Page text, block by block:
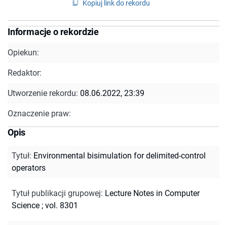
Kopiuj link do rekordu
Informacje o rekordzie
Opiekun:
Redaktor:
Utworzenie rekordu: 08.06.2022, 23:39
Oznaczenie praw:
Opis
Tytuł: Environmental bisimulation for delimited-control
operators
Tytuł publikacji grupowej: Lecture Notes in Computer
Science ; vol. 8301